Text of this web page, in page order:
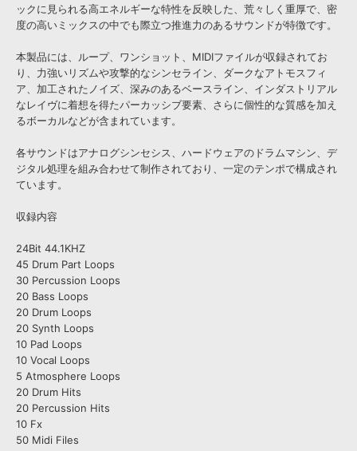
ックに見られる高エネルギーな特性を反映した、荒々しく重厚で、密
度の高いミックスの中でも際立つ推進力のあるサウンドが特徴です。
本製品には、ループ、ワンショット、MIDIファイルが収録されてお
り、力強いリズムや攻撃的なシンセライン、ダークなアトモスフィ
ア、加工されたノイズ、深みのあるベースライン、インダストリアル
なレイヴに着想を得たパーカッシブ要素、さらに個性的な質感を加え
るボーカルなどが含まれています。
各サウンドはアナログシンセシス、ハードウェアのドラムマシン、デ
ジタル処理を組み合わせて制作されており、一定のテンポで構成され
ています。
収録内容
24Bit 44.1KHZ
45 Drum Part Loops
30 Percussion Loops
20 Bass Loops
20 Drum Loops
20 Synth Loops
10 Pad Loops
10 Vocal Loops
5 Atmosphere Loops
20 Drum Hits
20 Percussion Hits
10 Fx
50 Midi Files